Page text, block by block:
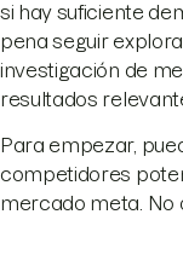
si hay suficiente
pena seguir
investigación de
resultados
Para empezar,
competidores
mercado meta. No